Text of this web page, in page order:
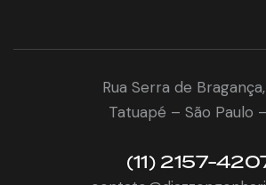
Rua Serra de
Tatuapé – São Paulo
(11) 2157-